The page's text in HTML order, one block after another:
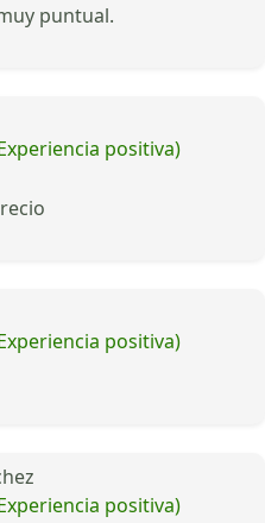
puntual.
positiva)
positiva)
positiva)